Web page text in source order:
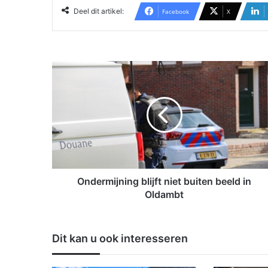
Deel dit artikel: Facebook X
O
m
i
n
i
j
Ondermijning blijft niet buiten beeld in
Oldambt
Dit kan u ook interesseren